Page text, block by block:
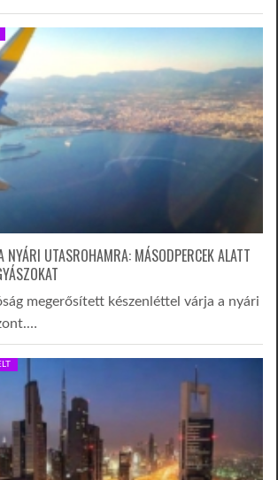
NYÁRI UTASROHAMRA: MÁSODPERCEK ALATT
megerősített készenléttel várja a nyári